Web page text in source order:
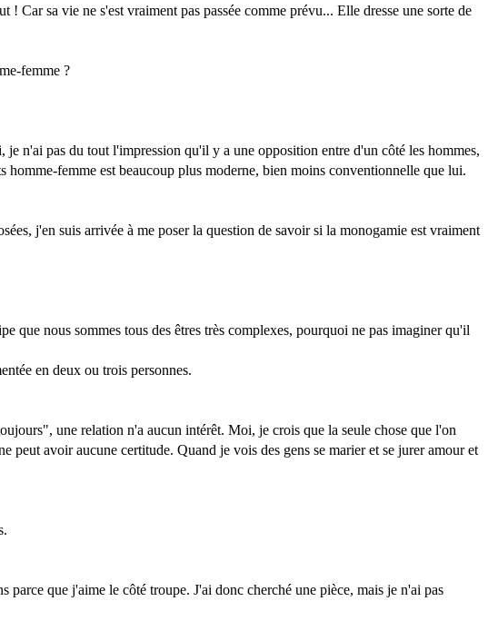
Car sa vie ne s'est vraiment pas passée comme prévu... Elle dresse une sorte de
femme ?
n'ai pas du tout l'impression qu'il y a une opposition entre d'un côté les hommes,
homme-femme est beaucoup plus moderne, bien moins conventionnelle que lui.
j'en suis arrivée à me poser la question de savoir si la monogamie est vraiment
nous sommes tous des êtres très complexes, pourquoi ne pas imaginer qu'il
en deux ou trois personnes.
une relation n'a aucun intérêt. Moi, je crois que la seule chose que l'on
avoir aucune certitude. Quand je vois des gens se marier et se jurer amour et
parce que j'aime le côté troupe. J'ai donc cherché une pièce, mais je n'ai pas